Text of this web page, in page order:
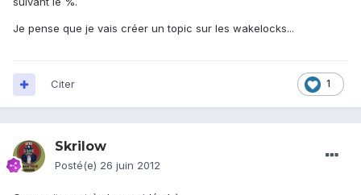
Je pense que je vais créer un topic sur les wakelocks...
1
Citer
Skrilow
Posté(e) 26 juin 2012